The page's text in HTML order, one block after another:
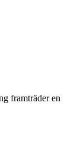
framträder en